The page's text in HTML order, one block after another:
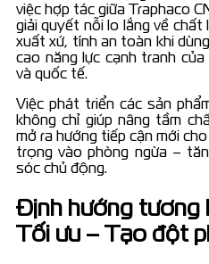
việc hợp tác giữa Traphaco
giải quyết nỗi lo lắng về chất
xuất xứ, tính an toàn khi
cao năng lực cạnh tranh
và quốc tế.
Việc phát triển các sản
không chỉ giúp nâng tầm
mở ra hướng tiếp cận mới
trọng vào phòng ngừa –
sóc chủ động.
Định hướng tương
Tối ưu – Tạo đột